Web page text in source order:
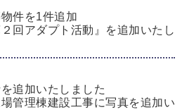
件を1件追加
回アダプト活動』を追加いたし
追加いたしました
管理棟建設工事に写真を追加い